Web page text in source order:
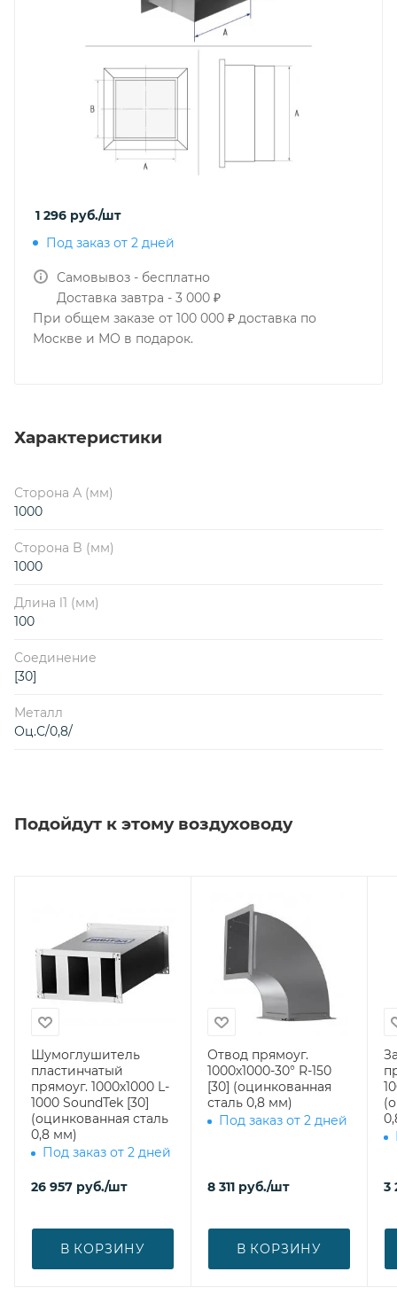
1 296 руб./шт
Под заказ от 2 дней
Самовывоз - бесплатно
Доставка завтра - 3 000 ₽
При общем заказе от 100 000 ₽ доставка по
Москве и МО в подарок.
Характеристики
Сторона А (мм)
1000
Сторона B (мм)
1000
Длина l1 (мм)
100
Соединение
[30]
Металл
Оц.С/0,8/
Подойдут к этому воздуховоду
Шумоглушитель
пластинчатый
прямоуг. 1000х1000 L-
1000 SoundTek [30]
(оцинкованная сталь
0,8 мм)
Под заказ от 2 дней
26 957 руб./шт
В КОРЗИНУ
Отвод прямоуг.
1000х1000-30° R-150
[30] (оцинкованная
сталь 0,8 мм)
Под заказ от 2 дней
8 311 руб./шт
В КОРЗИНУ
3